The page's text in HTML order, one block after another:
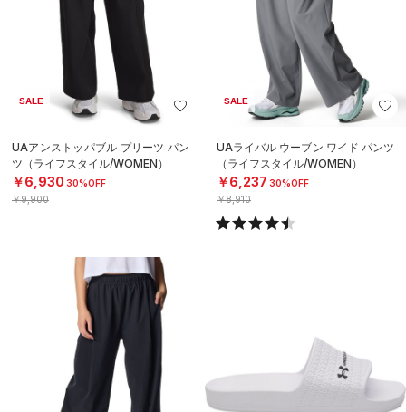
SALE
UAアンストッパブル プリーツ パン
ツ（ライフスタイル/WOMEN）
￥6,930 30%OFF
￥9,900
SALE
UAライバル ウーブン ワイド パンツ
（ライフスタイル/WOMEN）
￥6,237 30%OFF
￥8,910